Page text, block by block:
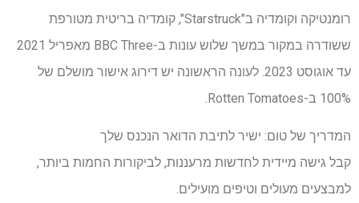
רומנטיקה וקומדיה ב"Starstruck", קומדיה בריטית מטורפת
ששודרה במקור במשך שלוש עונות ב-BBC Three מאפריל 2021
עד אוגוסט 2023. לעונה הראשונה יש דירוג אישור מושלם של
100% ב-Rotten Tomatoes.
המדריך של טום: ישיר לתיבת הדואר הנכנס שלך
קבל גישה מיידית לחדשות מרעננות, לביקורות החמות ביותר,
למבצעים מעולים וטיפים מועילים.